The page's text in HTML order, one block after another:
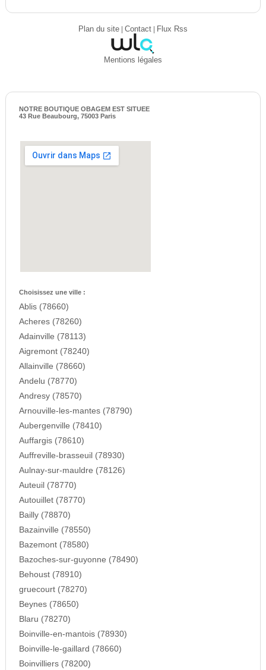
Plan du site| Contact| Flux Rss
Mentions légales
NOTRE BOUTIQUE OBAGEM EST SITUEE
43 Rue Beaubourg, 75003 Paris
Choisissez une ville :
Ablis (78660)
Acheres (78260)
Adainville (78113)
Aigremont (78240)
Allainville (78660)
Andelu (78770)
Andresy (78570)
Arnouville-les-mantes (78790)
Aubergenville (78410)
Auffargis (78610)
Auffreville-brasseuil (78930)
Aulnay-sur-mauldre (78126)
Auteuil (78770)
Autouillet (78770)
Bailly (78870)
Bazainville (78550)
Bazemont (78580)
Bazoches-sur-guyonne (78490)
Behoust (78910)
gruecourt (78270)
Beynes (78650)
Blaru (78270)
Boinville-en-mantois (78930)
Boinville-le-gaillard (78660)
Boinvilliers (78200)